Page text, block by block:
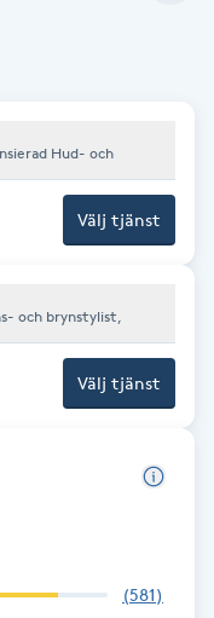
Hud- och
Välj tjänst
och brynstylist,
Välj tjänst
(581)